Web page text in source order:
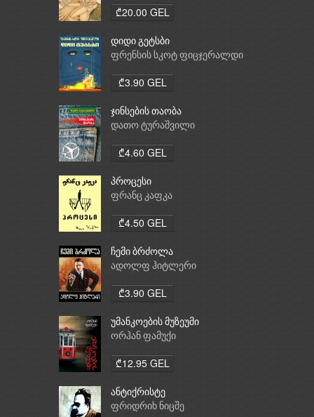
₾20.00 GEL
დიდი გეტსბი
ფრენსის სკოტ ფიცჯერალდი
₾3.90 GEL
ჯინსების თაობა
დათო ტურაშვილი
₾4.60 GEL
პროცესი
ფრანც კაფკა
₾4.50 GEL
ჩემი ბრძოლა
ადოლფ ჰიტლერი
₾3.90 GEL
უმანკოების მუზეუმი
ორჰან ფამუქი
₾12.95 GEL
ანტიქრისტე
ფრიდრიხ ნიცშე